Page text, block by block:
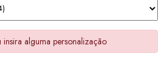
insira alguma personalização